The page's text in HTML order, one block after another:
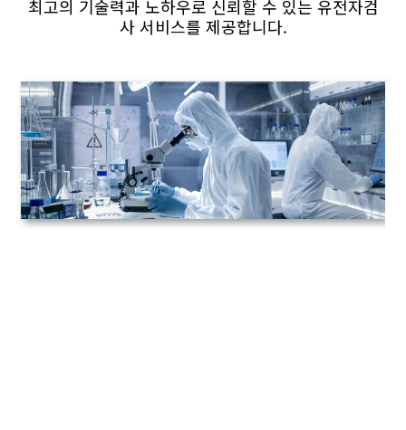
최고의 기술력과 노하우로 신뢰할 수 있는 유전자검
사 서비스를 제공합니다.